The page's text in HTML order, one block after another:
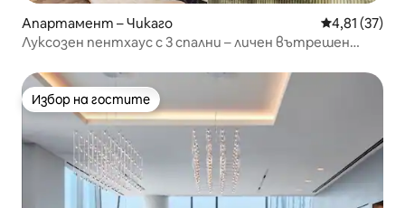
Апартамент – Чикаго Средна
4,81 (37)
Луксозен пентхаус с 3 спални – личен вътрешен
Избор на гостите
Избор на гостите